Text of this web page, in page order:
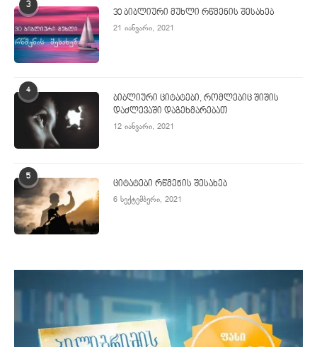
3
30 ბიბლიური მუხლი რწმენის შესახებ
21 იანვარი, 2021
4
ბიბლიური ციტატები, რომლებიც შიშის
დაძლევაში დაგეხმარებათ
12 იანვარი, 2021
5
ციტატები რწმენის შესახებ
6 სექტემბერი, 2021